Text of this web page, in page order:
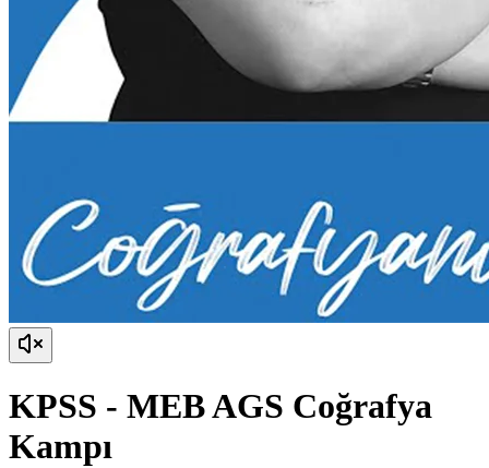
KPSS - MEB AGS Coğrafya
Kampı